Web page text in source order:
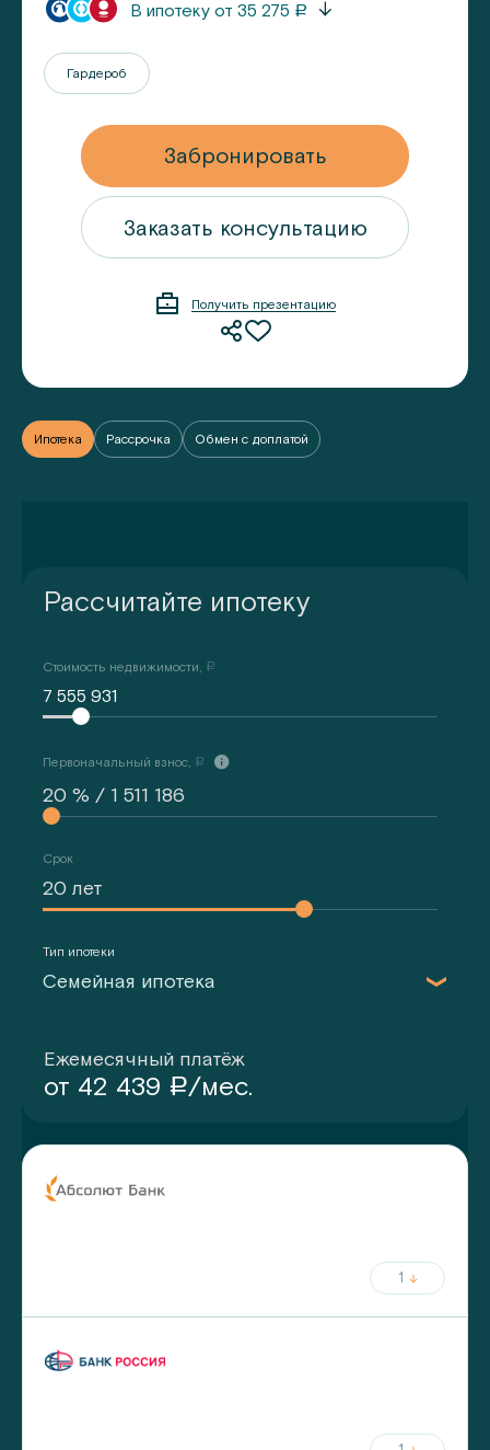
Получить презентацию
В ипотеку от 35 275 a
Гардероб
Забронировать
Заказать консультацию
Ипотека Рассрочка Обмен с доплатой
Рассчитайте ипотеку
Стоимость недвижимости, a
7 555 931
Первоначальный взнос, a
Срок
Тип ипотеки
Семейная ипотека
Ежемесячный платёж
от 42 439 a/мес.
1